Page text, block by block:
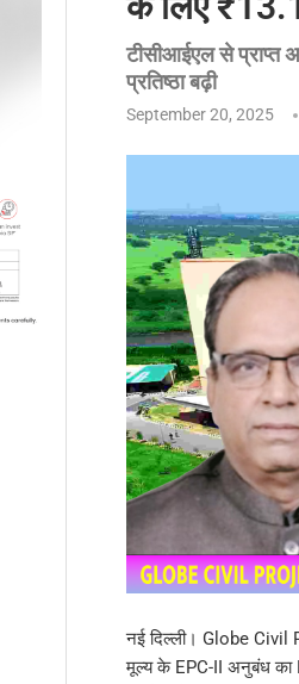
टीसीआईएल से प्राप्त
प्रतिष्ठा बढ़ी
September 20, 2025
नई दिल्ली। Globe
मूल्य के EPC-II अनुबंध का